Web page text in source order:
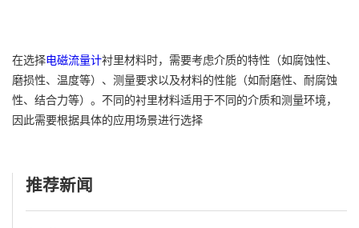
在选择电磁流量计衬里材料时，需要考虑介质的特性（如腐蚀性、
磨损性、温度等）、测量要求以及材料的性能（如耐磨性、耐腐蚀
性、结合力等）。不同的衬里材料适用于不同的介质和测量环境，
因此需要根据具体的应用场景进行选择
推荐新闻